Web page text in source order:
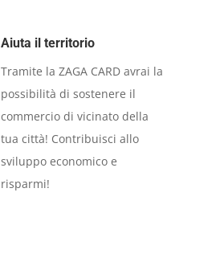
Aiuta il territorio
Tramite la ZAGA CARD avrai la
possibilità di sostenere il
commercio di vicinato della
tua città! Contribuisci allo
sviluppo economico e
risparmi!